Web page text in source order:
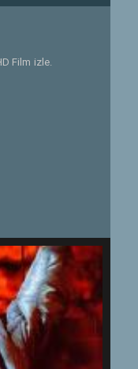
Film izle.